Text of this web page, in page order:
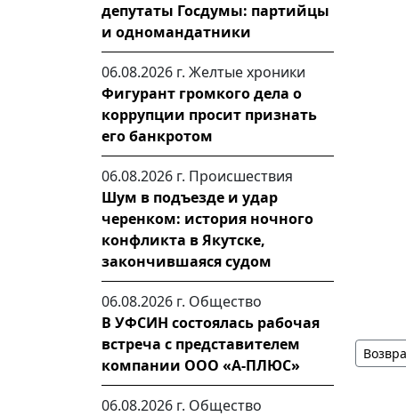
депутаты Госдумы: партийцы
и одномандатники
06.08.2026 г. Желтые хроники
Фигурант громкого дела о
коррупции просит признать
его банкротом
06.08.2026 г. Происшествия
Шум в подъезде и удар
черенком: история ночного
конфликта в Якутске,
закончившаяся судом
06.08.2026 г. Общество
В УФСИН состоялась рабочая
встреча с представителем
компании ООО «А-ПЛЮС»
06.08.2026 г. Общество